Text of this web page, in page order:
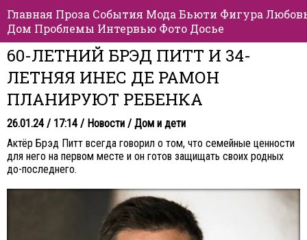
Главная Проза События Мода Бьюти Фигура
Дом Проблемы Интервью Фото Досье
60-ЛЕТНИЙ БРЭД ПИТТ И 34-
ЛЕТНЯЯ ИНЕС ДЕ РАМОН
ПЛАНИРУЮТ РЕБЕНКА
26.01.24 / 17:14 / Новости / Дом и дети
Актёр Брэд Питт всегда говорил о том, что семейные ценности
для него на первом месте и он готов защищать своих родных
до-последнего.